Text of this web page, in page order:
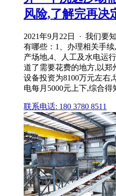
风险,了解完再决
2021年9月22日 · 我们要
有哪些：1、办理相关手
产场地,4、人工及水电运
道了需要花费的地方,以郑
设备投资为8100万元左右
电每月5000元上下,综合得
联系电话: 180 3780 8511